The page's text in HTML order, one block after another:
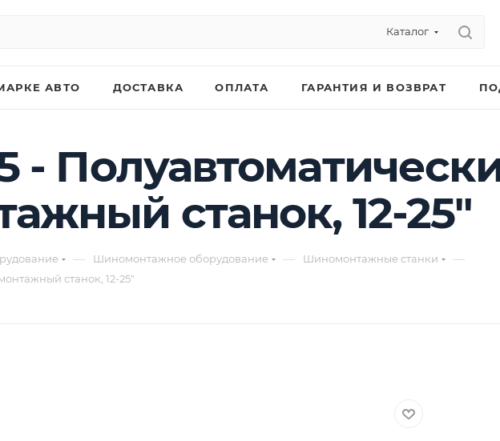
Каталог
АВТО ДОСТАВКА ОПЛАТА ГАРАНТИЯ И ВОЗВРАТ
-
станок, 12-25"
— Шиномонтажное оборудование — Шиномонтажные станки —
станок, 12-25"